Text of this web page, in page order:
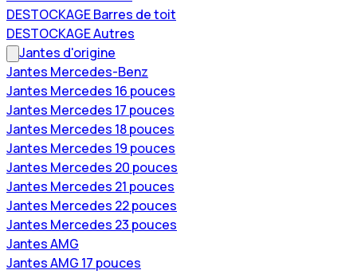
DESTOCKAGE Barres de toit
DESTOCKAGE Autres
Jantes d'origine
Jantes Mercedes-Benz
Jantes Mercedes 16 pouces
Jantes Mercedes 17 pouces
Jantes Mercedes 18 pouces
Jantes Mercedes 19 pouces
Jantes Mercedes 20 pouces
Jantes Mercedes 21 pouces
Jantes Mercedes 22 pouces
Jantes Mercedes 23 pouces
Jantes AMG
Jantes AMG 17 pouces